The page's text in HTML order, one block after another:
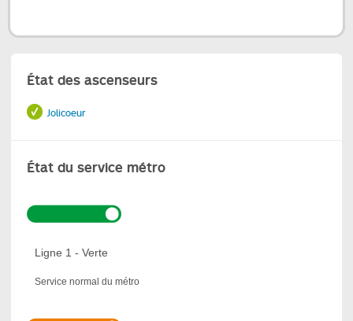
État des ascenseurs
Jolicoeur
État du service métro
Ligne 1 - Verte
Service normal du métro